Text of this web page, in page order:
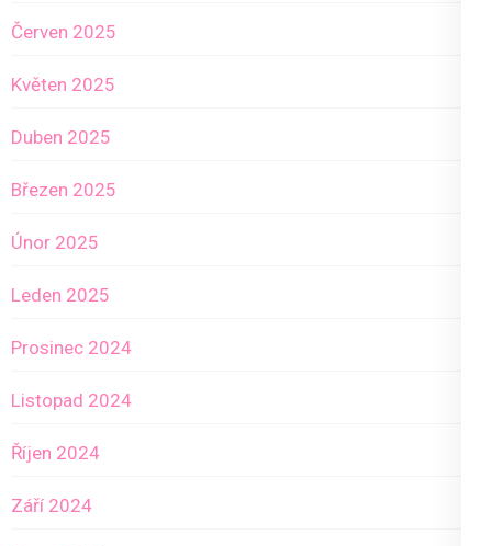
Červen 2025
Květen 2025
Duben 2025
Březen 2025
Únor 2025
Leden 2025
Prosinec 2024
Listopad 2024
Říjen 2024
Září 2024